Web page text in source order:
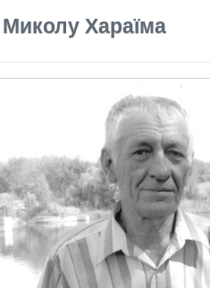
Миколу Хараїма